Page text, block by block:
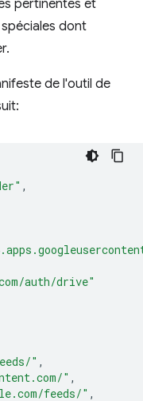
pertinentes et
dont
de l'outil de
,
auth/drive"
" ,
" ,
feeds/" ,